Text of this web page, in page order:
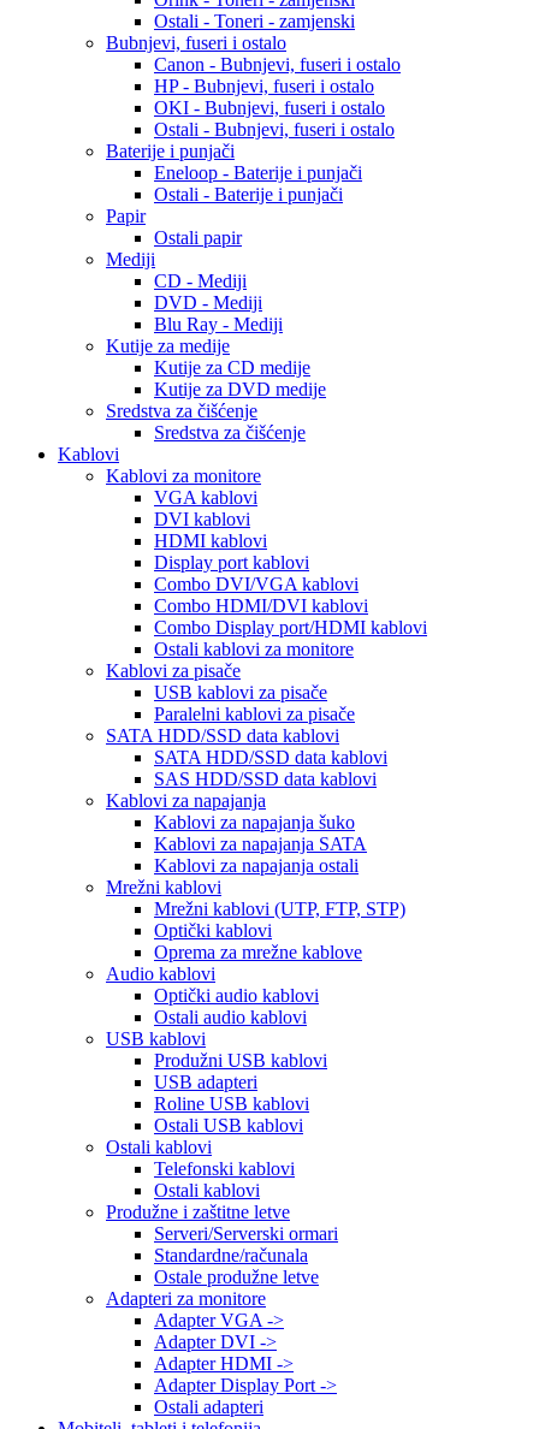
Ostali - Toneri - zamjenski
Bubnjevi, fuseri i ostalo
Canon - Bubnjevi, fuseri i ostalo
HP - Bubnjevi, fuseri i ostalo
OKI - Bubnjevi, fuseri i ostalo
Ostali - Bubnjevi, fuseri i ostalo
Baterije i punjači
Eneloop - Baterije i punjači
Ostali - Baterije i punjači
Papir
Ostali papir
Mediji
CD - Mediji
DVD - Mediji
Blu Ray - Mediji
Kutije za medije
Kutije za CD medije
Kutije za DVD medije
Sredstva za čišćenje
Sredstva za čišćenje
Kablovi
Kablovi za monitore
VGA kablovi
DVI kablovi
HDMI kablovi
Display port kablovi
Combo DVI/VGA kablovi
Combo HDMI/DVI kablovi
Combo Display port/HDMI kablovi
Ostali kablovi za monitore
Kablovi za pisače
USB kablovi za pisače
Paralelni kablovi za pisače
SATA HDD/SSD data kablovi
SATA HDD/SSD data kablovi
SAS HDD/SSD data kablovi
Kablovi za napajanja
Kablovi za napajanja šuko
Kablovi za napajanja SATA
Kablovi za napajanja ostali
Mrežni kablovi
Mrežni kablovi (UTP, FTP, STP)
Optički kablovi
Oprema za mrežne kablove
Audio kablovi
Optički audio kablovi
Ostali audio kablovi
USB kablovi
Produžni USB kablovi
USB adapteri
Roline USB kablovi
Ostali USB kablovi
Ostali kablovi
Telefonski kablovi
Ostali kablovi
Produžne i zaštitne letve
Serveri/Serverski ormari
Standardne/računala
Ostale produžne letve
Adapteri za monitore
Adapter VGA ->
Adapter DVI ->
Adapter HDMI ->
Adapter Display Port ->
Ostali adapteri